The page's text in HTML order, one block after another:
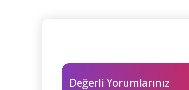
Değerli Yorumlarınız